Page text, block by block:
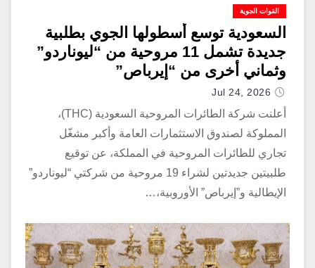
القوات الجوية
السعودية توسع أسطولها الجوي بطلبية
جديدة تشمل 11 مروحية من “ليوناردو”
وثماني أخرى من “إيرباص”
Jul 24, 2026
أعلنت شركة الطائرات المروحية السعودية (THC)،
المملوكة لصندوق الاستثمارات العامة وأكبر مشغّل
تجاري للطائرات المروحية في المملكة، عن توقيع
طلبيتين جديدتين لشراء 19 مروحية من شركتي “ليوناردو”
الإيطالية و”إيرباص” الأوروبية،…